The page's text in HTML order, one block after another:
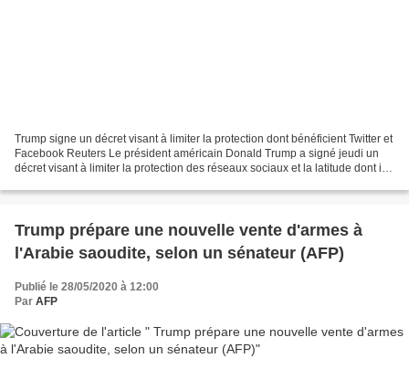
Trump signe un décret visant à limiter la protection dont bénéficient Twitter et
Facebook Reuters Le président américain Donald Trump a signé jeudi un
décret visant à limiter la protection des réseaux sociaux et la latitude dont ils
Trump prépare une nouvelle vente d'armes à
l'Arabie saoudite, selon un sénateur (AFP)
Publié le 28/05/2020 à 12:00
Par AFP